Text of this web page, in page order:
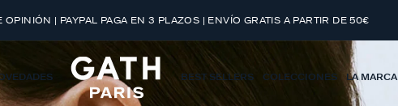
| PAYPAL PAGA EN 3 PLAZOS | ENVÍO GRATIS A PARTIR DE 50€
BEST SELLERS COLECCIONES LA MARCA